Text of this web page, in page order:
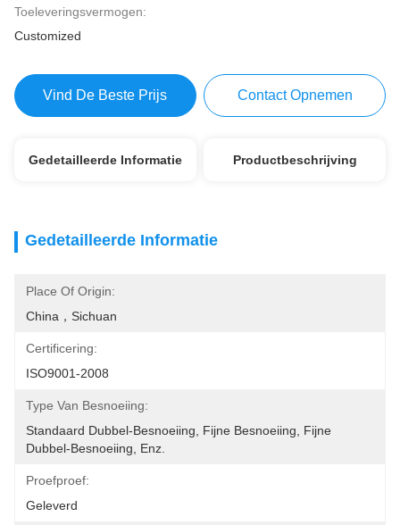
Toeleveringsvermogen:
Customized
Vind De Beste Prijs Contact Opnemen
Gedetailleerde Informatie Productbeschrijving
Gedetailleerde Informatie
Place Of Origin:
China，Sichuan
Certificering:
ISO9001-2008
Type Van Besnoeiing:
Standaard Dubbel-Besnoeiing, Fijne Besnoeiing, Fijne
Dubbel-Besnoeiing, Enz.
Proefproef:
Geleverd